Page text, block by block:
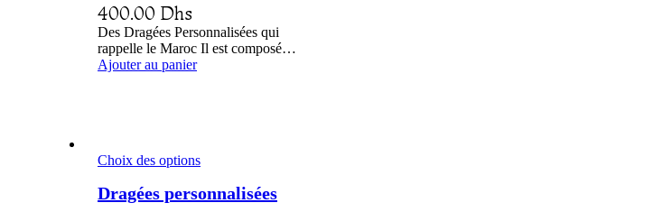
400.00 Dhs
Des Dragées Personnalisées qui
rappelle le Maroc Il est composé…
Ajouter au panier
Choix des options
Dragées personnalisées